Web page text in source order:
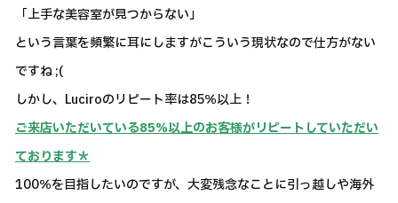
「上手な美容室が見つからない」
という言葉を頻繁に耳にしますがこういう現状なので仕方がない
ですね ;(
しかし、Luciroのリピート率は85％以上！
ご来店いただいている85％以上のお客様がリピートしていただい
ております＊
100％を目指したいのですが、大変残念なことに引っ越しや海外